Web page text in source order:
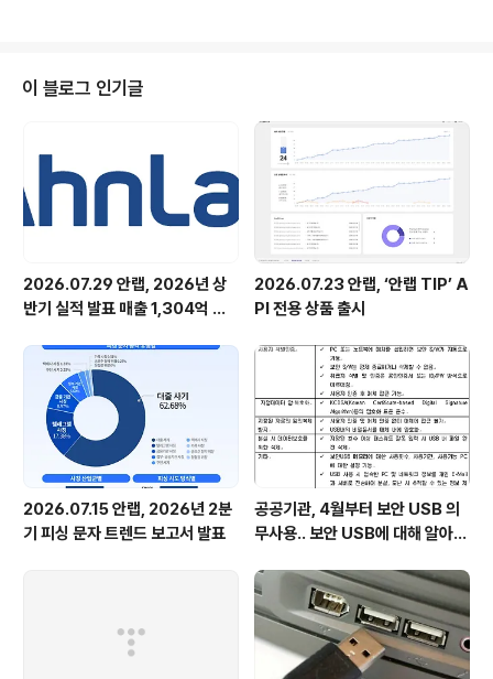
만 붙들고 있는데 아무래도 게임만 하는 것 같아서 걱정이
이만 저만이 아닙니다. 컴퓨터 사용 시간을 줄이라고 해도
그 말을 들을지 의문이거든요. 그래서 다른 학부모들을 만
나면 자녀의 컴퓨터 이용 방법을 서로 공유하기도 합니다.
외출 시 “엄마 언제와?”하고 물어볼 때가 불건전한 인터넷
이용을 하기 시작하는 시기라면서..
이 블로그 인기글
2026.07.29 안랩, 2026년 상
반기 실적 발표 매출 1,304억 원,
2026.07.23 안랩, ‘안랩 TIP’ A
PI 전용 상품 출시
2026.07.15 안랩, 2026년 2분
기 피싱 문자 트렌드 보고서 발표
공공기관, 4월부터 보안 USB 의
무사용.. 보안 USB에 대해 알아봅